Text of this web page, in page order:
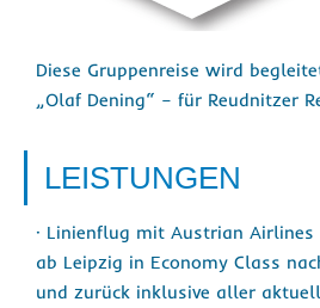
Diese Gruppenreise wird
„Olaf Dening“ – für Reudnitzer
LEISTUNGEN
· Linienflug mit Austrian Airlines
ab Leipzig in Economy Class
und zurück inklusive aller